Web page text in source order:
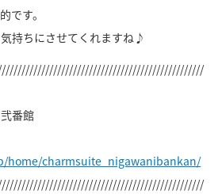
です。
持ちにさせてくれますね♪
番館
home/charmsuite_nigawanibankan/